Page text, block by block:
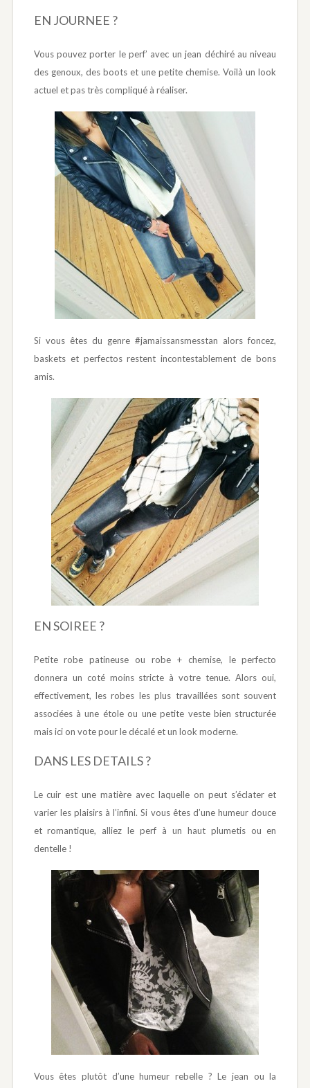
EN JOURNEE ?
Vous pouvez porter le perf’ avec un jean déchiré au niveau
des genoux, des boots et une petite chemise. Voilà un look
actuel et pas très compliqué à réaliser.
Si vous êtes du genre #jamaissansmesstan alors foncez,
baskets et perfectos restent incontestablement de bons
amis.
EN SOIREE ?
Petite robe patineuse ou robe + chemise, le perfecto
donnera un coté moins stricte à votre tenue. Alors oui,
effectivement, les robes les plus travaillées sont souvent
associées à une étole ou une petite veste bien structurée
mais ici on vote pour le décalé et un look moderne.
DANS LES DETAILS ?
Le cuir est une matière avec laquelle on peut s’éclater et
varier les plaisirs à l’infini. Si vous êtes d’une humeur douce
et romantique, alliez le perf à un haut plumetis ou en
dentelle !
Vous êtes plutôt d’une humeur rebelle ? Le jean ou la